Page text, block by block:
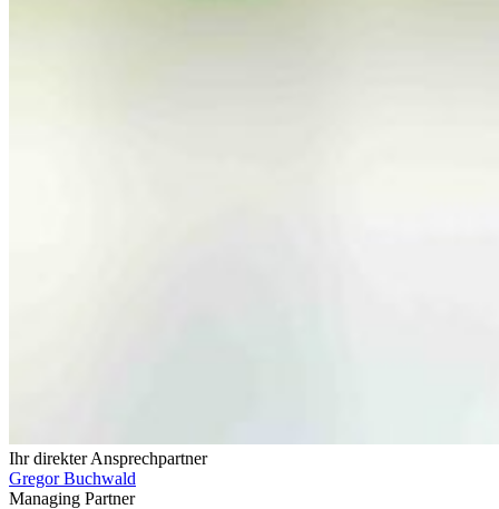
Ihr direkter Ansprechpartner
Gregor Buchwald
Managing Partner